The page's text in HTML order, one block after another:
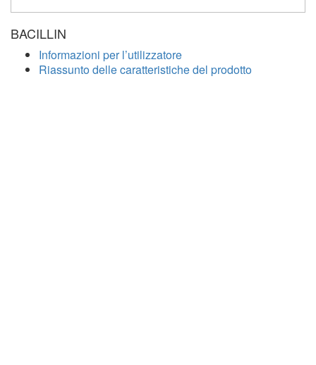
BACILLIN
Informazioni per l’utilizzatore
Riassunto delle caratteristiche del prodotto